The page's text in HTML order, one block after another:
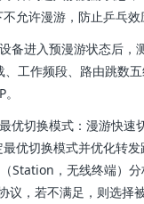
允许漫游，防止乒乓效
备进入预漫游状态后，
、工作频段、路由跳数
优切换模式：漫游快速
优切换模式并优化转
Station，无线终端）
议，若不满足，则选择